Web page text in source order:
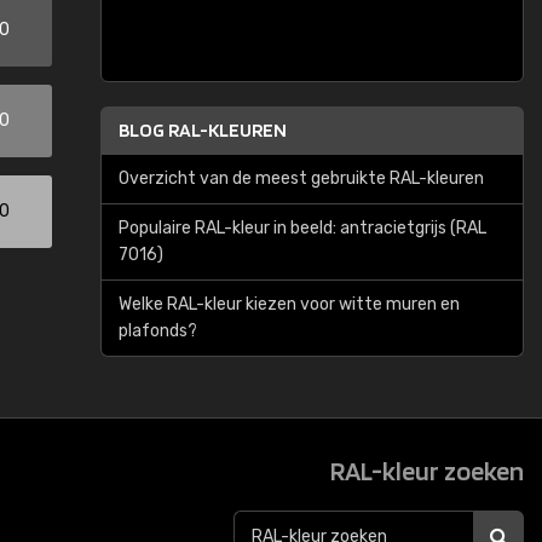
BLOG RAL-KLEUREN
Overzicht van de meest gebruikte RAL-kleuren
Populaire RAL-kleur in beeld: antracietgrijs (RAL
7016)
Welke RAL-kleur kiezen voor witte muren en
plafonds?
RAL-kleur zoeken